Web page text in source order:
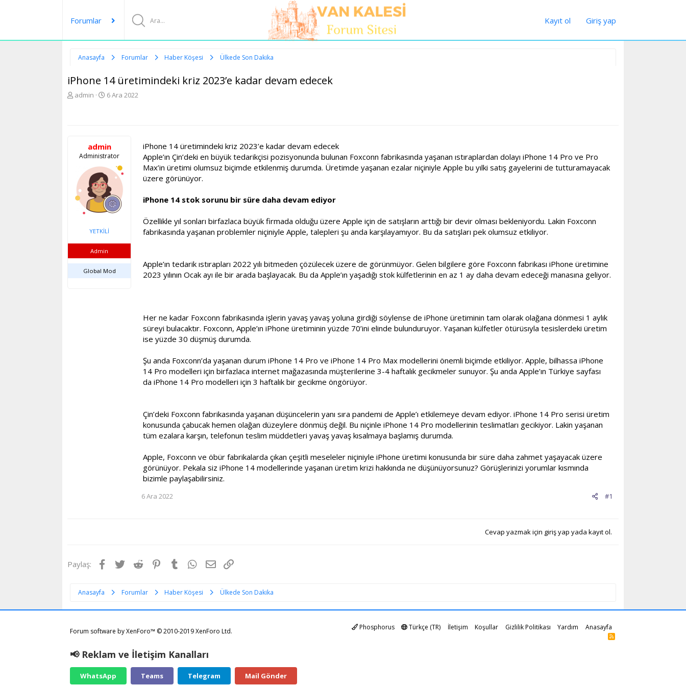
Forumlar Kayıt ol Giriş yap
Anasayfa Forumlar Haber Köşesi Ülkede Son Dakika
iPhone 14 üretimindeki kriz 2023’e kadar devam edecek
K
a
t
admin
B
g
ç
t
a
r
h
6 Ara 2022
admin
Administrator
YETKILI
Admin
Global Mod
iPhone 14 üretimindeki kriz 2023’e kadar devam edecek
Apple’ın Çin’deki en büyük tedarikçisi pozisyonunda bulunan Foxconn fabrikasında yaşanan ıstıraplardan dolayı iPhone 14 Pro ve Pro
Max’in üretimi olumsuz biçimde etkilenmiş durumda. Üretimde yaşanan ezalar niçiniyle Apple bu yılki satış gayelerini de tutturamayacak
üzere görünüyor.
iPhone 14 stok sorunu bir süre daha devam ediyor
Özellikle yıl sonları birfazlaca büyük firmada olduğu üzere Apple için de satışların arttığı bir devir olması bekleniyordu. Lakin Foxconn
fabrikasında yaşanan problemler niçiniyle Apple, talepleri şu anda karşılayamıyor. Bu da satışları pek olumsuz etkiliyor.
Apple’ın tedarik ıstırapları 2022 yılı bitmeden çözülecek üzere de görünmüyor. Gelen bilgilere göre Foxconn fabrikası iPhone üretimine
2023 yılının Ocak ayı ile bir arada başlayacak. Bu da Apple’ın yaşadığı stok külfetlerinin en az 1 ay daha devam edeceği manasına geliyor.
Her ne kadar Foxconn fabrikasında işlerin yavaş yavaş yoluna girdiği söylense de iPhone üretiminin tam olarak olağana dönmesi 1 aylık
süreyi bulacaktır. Foxconn, Apple’ın iPhone üretiminin yüzde 70’ini elinde bulunduruyor. Yaşanan külfetler ötürüsıyla tesislerdeki üretim
ise yüzde 30 düşmüş durumda.
Şu anda Foxconn’da yaşanan durum iPhone 14 Pro ve iPhone 14 Pro Max modellerini önemli biçimde etkiliyor. Apple, bilhassa iPhone
14 Pro modelleri için birfazlaca internet mağazasında müşterilerine 3-4 haftalık gecikmeler sunuyor. Şu anda Apple’ın Türkiye sayfası
da iPhone 14 Pro modelleri için 3 haftalık bir gecikme öngörüyor.
Çin’deki Foxconn fabrikasında yaşanan düşüncelerin yanı sıra pandemi de Apple’ı etkilemeye devam ediyor. iPhone 14 Pro serisi üretim
konusunda çabucak hemen olağan düzeylere dönmüş değil. Bu niçinle iPhone 14 Pro modellerinin teslimatları gecikiyor. Lakin yaşanan
tüm ezalara karşın, telefonun teslim müddetleri yavaş yavaş kısalmaya başlamış durumda.
Apple, Foxconn ve öbür fabrikalarda çıkan çeşitli meseleler niçiniyle iPhone üretimi konusunda bir süre daha zahmet yaşayacak üzere
görünüyor. Pekala siz iPhone 14 modellerinde yaşanan üretim krizi hakkında ne düşünüyorsunuz? Görüşlerinizi yorumlar kısmında
bizimle paylaşabilirsiniz.
#1
6 Ara 2022
Cevap yazmak için giriş yap yada kayıt ol.
Paylaş: Facebook
TwitterReddit Pinterest
Tumblr WhatsApp
E-postaLink
Anasayfa Forumlar Haber Köşesi Ülkede Son Dakika
Forum software by XenForo™ © 2010-2019 XenForo Ltd. Phosphorus Türkçe (TR) İletişim Koşullar Gizlilik Politikası Yardım Anasayfa
R
S
📢 Reklam ve İletişim Kanalları
WhatsApp Teams Telegram Mail Gönder